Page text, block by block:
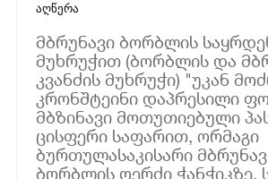
აღწერა
მბრუნავი ბორბლის
მუხრუჭით (ბორბლის და
კვანძის მუხრუჭი) "უკან
კრონშტეინი დაპრესილი
მბზინავი მოთუთიებული
ცისფერი საფარით, ორმაგი
ბურთულასაკისარი მბრუნავ
ბორბლის ღერძი ჭანჭიკზე,